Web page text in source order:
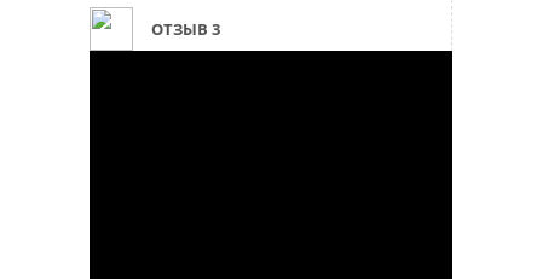
ОТЗЫВ 3